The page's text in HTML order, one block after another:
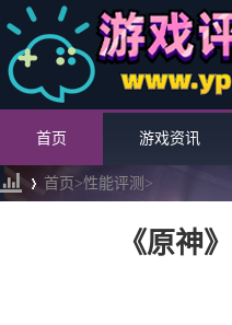
首页 游戏资讯
首页>性能评测 >
《原神